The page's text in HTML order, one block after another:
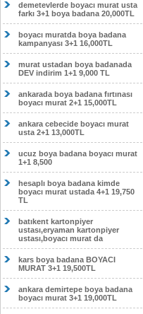
demetevlerde boyacı murat usta
farkı 3+1 boya badana 20,000TL
boyacı muratda boya badana
kampanyası 3+1 16,000TL
murat ustadan boya badanada
DEV indirim 1+1 9,000 TL
ankarada boya badana fırtınası
boyacı murat 2+1 15,000TL
ankara cebecide boyacı murat
usta 2+1 13,000TL
ucuz boya badana boyacı murat
1+1 8,500
hesaplı boya badana kimde
boyacı murat ustada 4+1 19,750
TL
batıkent kartonpiyer
ustası,eryaman kartonpiyer
ustası,boyacı murat da
kars boya badana BOYACI
MURAT 3+1 19,500TL
ankara demirtepe boya badana
boyacı murat 3+1 19,000TL